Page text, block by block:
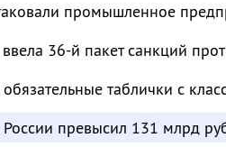
промышленное
36-й пакет санкций
таблички с
превысил 131 млрд